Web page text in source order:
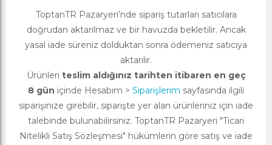
ToptanTR Pazaryeri’nde sipariş tutarları satıcılara
doğrudan aktarılmaz ve bir havuzda bekletilir. Ancak
yasal iade süreniz dolduktan sonra ödemeniz satıcıya
aktarılır.
Ürünleri teslim aldığınız tarihten itibaren en geç
8 gün içinde Hesabım > Siparişlerim sayfasında ilgili
siparişinize girebilir, siparişte yer alan ürünleriniz için iade
talebinde bulunabilirsiniz. ToptanTR Pazaryeri "Ticari
Nitelikli Satış Sözleşmesi" hükümlerin göre satış ve iade